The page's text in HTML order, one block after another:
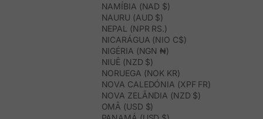
NAMÍBIA (NAD $)
NAURU (AUD $)
NEPAL (NPR RS.)
NICARÁGUA (NIO C$)
NIGÉRIA (NGN ₦)
NIUÊ (NZD $)
NORUEGA (NOK KR)
NOVA CALEDÓNIA (XPF FR)
NOVA ZELÂNDIA (NZD $)
OMÃ (USD $)